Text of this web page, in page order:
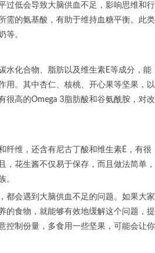
过低会导致大脑供血不足，影响思维和行
需的氨基酸，有助于维持血糖平衡。此类
等。
水化合物、脂肪以及维生素E等成分，能
用。其中杏仁、核桃、开心果等坚果，以
很高的Omega 3脂肪酸和谷氨酰胺，对改
纤维，还含有尼古丁酸和维生素E，有很
，花生酱不仅易于保存，而且做法简单，
。
都会遇到大脑供血不足的问题。如果大家
的食物，就能够有效地缓解这个问题，提
控制份量，多食用一些坚果，可能会让你